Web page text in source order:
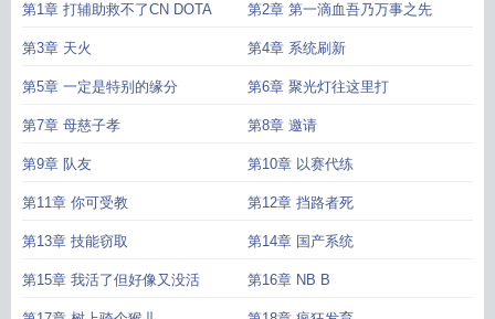
第1章 打辅助救不了CN DOTA 第2章 第一滴血吾乃万事之先
第3章 天火 第4章 系统刷新
第5章 一定是特别的缘分 第6章 聚光灯往这里打
第7章 母慈子孝 第8章 邀请
第9章 队友 第10章 以赛代练
第11章 你可受教 第12章 挡路者死
第13章 技能窃取 第14章 国产系统
第15章 我活了但好像又没活 第16章 NB B